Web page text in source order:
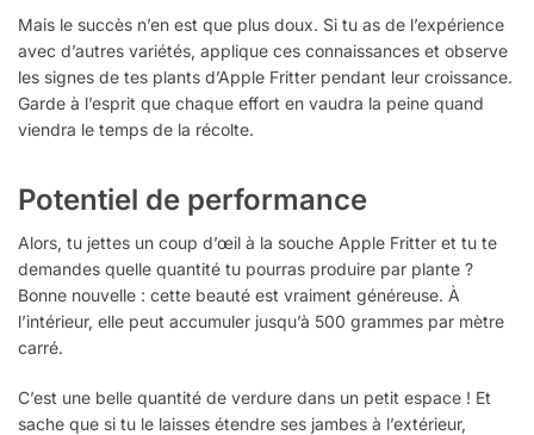
Mais le succès n’en est que plus doux. Si tu as de l’expérience
avec d’autres variétés, applique ces connaissances et observe
les signes de tes plants d’Apple Fritter pendant leur croissance.
Garde à l’esprit que chaque effort en vaudra la peine quand
viendra le temps de la récolte.
Potentiel de performance
Alors, tu jettes un coup d’œil à la souche Apple Fritter et tu te
demandes quelle quantité tu pourras produire par plante ?
Bonne nouvelle : cette beauté est vraiment généreuse. À
l’intérieur, elle peut accumuler jusqu’à 500 grammes par mètre
carré.
C’est une belle quantité de verdure dans un petit espace ! Et
sache que si tu le laisses étendre ses jambes à l’extérieur,